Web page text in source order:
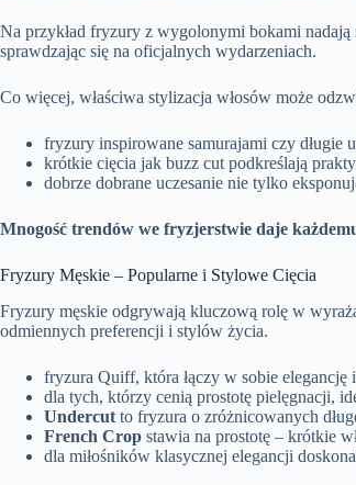
Na przykład fryzury z wygolonymi bokami nadają
sprawdzając się na oficjalnych wydarzeniach.
Co więcej, właściwa stylizacja włosów może
fryzury inspirowane samurajami czy długie
krótkie cięcia jak buzz cut podkreślają
dobrze dobrane uczesanie nie tylko
Mnogość trendów we fryzjerstwie daje
Fryzury Męskie – Popularne i Stylowe Cięcia
Fryzury męskie odgrywają kluczową rolę w
odmiennych preferencji i stylów życia.
fryzura Quiff, która łączy w sobie
dla tych, którzy cenią prostotę pielęgnacji,
Undercut to fryzura o zróżnicowanych
French Crop stawia na prostotę – krótkie
dla miłośników klasycznej elegancji